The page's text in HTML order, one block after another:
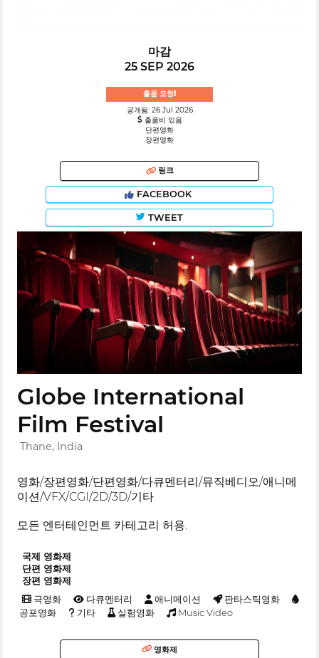
마감
25 SEP 2026
출품 요청!
공개됨: 26 Jul 2026
출품비 있음
단편영화
장편영화
링크
FACEBOOK
TWEET
Globe International
Film Festival
Thane, India
영화/장편영화/단편영화/다큐멘터리/뮤직베디오/애니메
이션/VFX/CGI/2D/3D/기타
모든 엔터테인먼트 카테고리 허용.
국제 영화제
단편 영화제
장편 영화제
극영화 다큐멘터리 애니메이션
판타스틱영화
공포영화
기타 실험영화 Music Video
영화제